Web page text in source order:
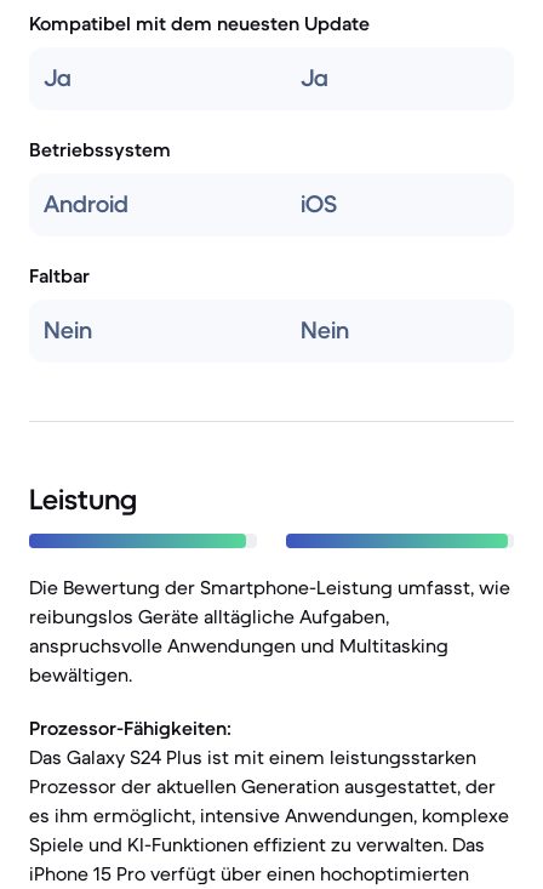
Kompatibel mit dem neuesten Update
Ja Ja
Betriebssystem
Android iOS
Faltbar
Nein Nein
Leistung
Die Bewertung der Smartphone-Leistung umfasst, wie
reibungslos Geräte alltägliche Aufgaben,
anspruchsvolle Anwendungen und Multitasking
bewältigen.
Prozessor-Fähigkeiten:
Das Galaxy S24 Plus ist mit einem leistungsstarken
Prozessor der aktuellen Generation ausgestattet, der
es ihm ermöglicht, intensive Anwendungen, komplexe
Spiele und KI-Funktionen effizient zu verwalten. Das
iPhone 15 Pro verfügt über einen hochoptimierten